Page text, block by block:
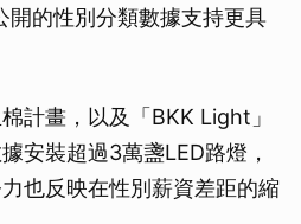
開的性別分類數據支持更具
計畫，以及「BKK Light」
安裝超過3萬盞LED路燈，
也反映在性別薪資差距的縮